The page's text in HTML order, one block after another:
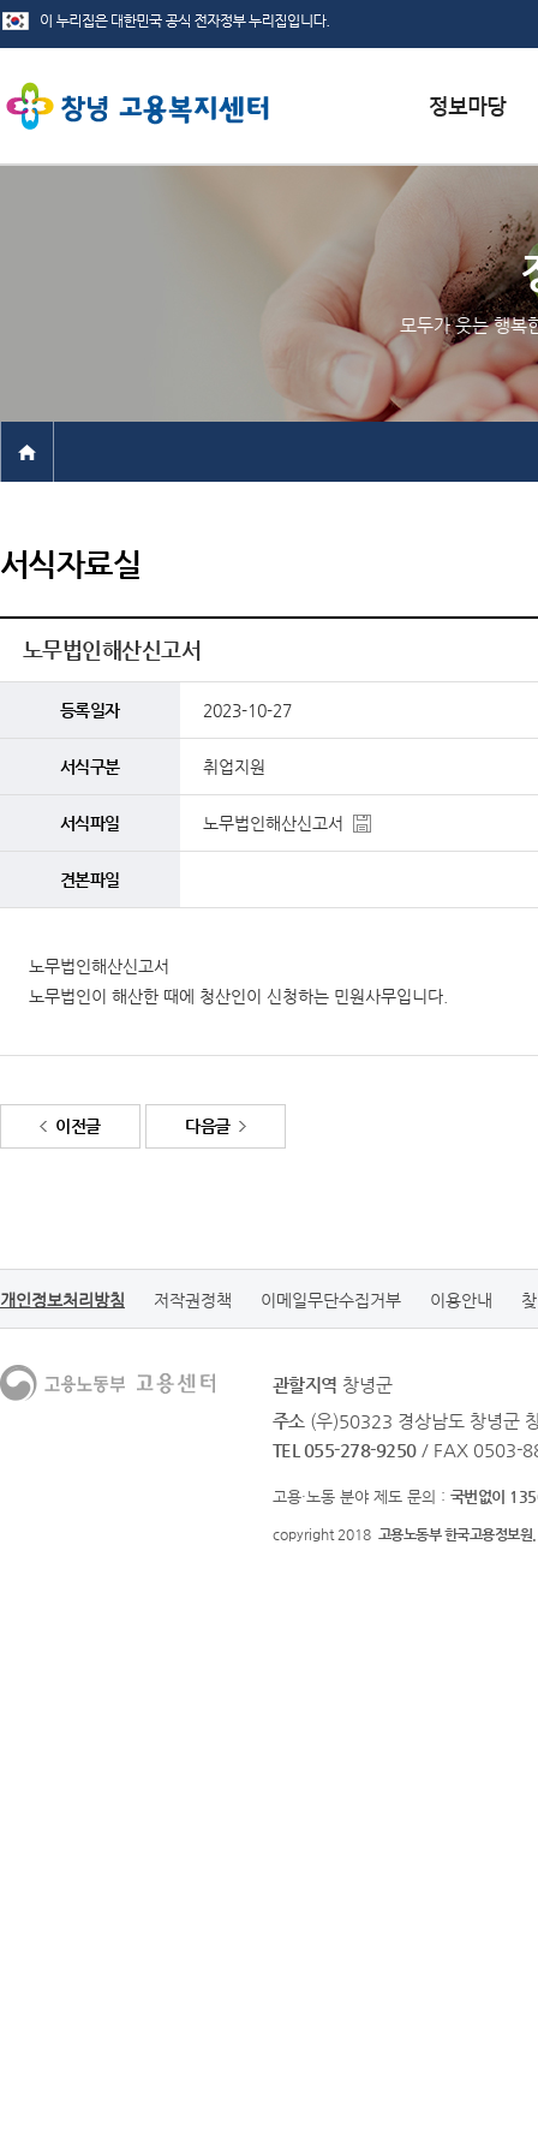
채용정보
인재정보
관련사이트
모두가 웃는 행복
서식자료실
노무법인해산신고서
등록일자 2023-10-27
서식구분 취업지원
서식파일 노무법인해산신고서
견본파일
노무법인해산신고서
노무법인이 해산한 때에 청산인이 신청하는 민원사무입니다.
이전글 다음글
개인정보처리방침 저작권정책 이메일무단수집거부 이용안내
관할지역 창녕군
주소 (우)50323 경상남도 창녕군
TEL 055-278-9250 / FAX 0503-
고용·노동 분야 제도 문의 : 국번없이
copyright 2018 고용노동부 한국고용정보원.